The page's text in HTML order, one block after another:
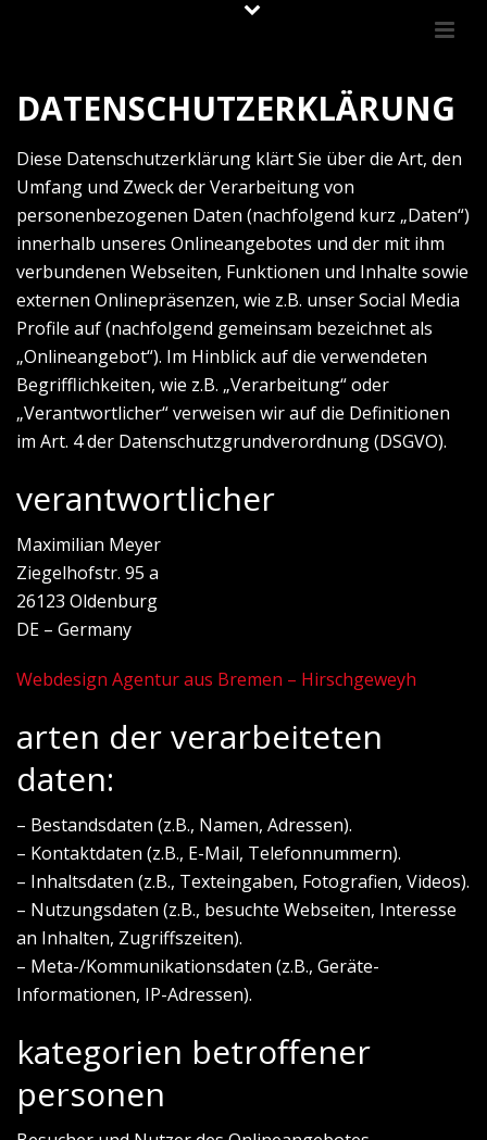
DATENSCHUTZERKLÄRUNG
Diese Datenschutzerklärung klärt Sie über die Art, den
Umfang und Zweck der Verarbeitung von
personenbezogenen Daten (nachfolgend kurz „Daten“)
innerhalb unseres Onlineangebotes und der mit ihm
verbundenen Webseiten, Funktionen und Inhalte sowie
externen Onlinepräsenzen, wie z.B. unser Social Media
Profile auf (nachfolgend gemeinsam bezeichnet als
„Onlineangebot“). Im Hinblick auf die verwendeten
Begrifflichkeiten, wie z.B. „Verarbeitung“ oder
„Verantwortlicher“ verweisen wir auf die Definitionen
im Art. 4 der Datenschutzgrundverordnung (DSGVO).
verantwortlicher
Maximilian Meyer
Ziegelhofstr. 95 a
26123 Oldenburg
DE – Germany
Webdesign Agentur aus Bremen – Hirschgeweyh
arten der verarbeiteten
daten:
– Bestandsdaten (z.B., Namen, Adressen).
– Kontaktdaten (z.B., E-Mail, Telefonnummern).
– Inhaltsdaten (z.B., Texteingaben, Fotografien, Videos).
– Nutzungsdaten (z.B., besuchte Webseiten, Interesse
an Inhalten, Zugriffszeiten).
– Meta-/Kommunikationsdaten (z.B., Geräte-
Informationen, IP-Adressen).
kategorien betroffener
personen